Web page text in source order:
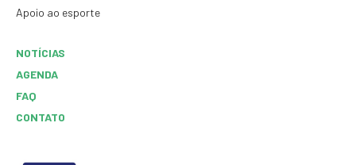
Apoio ao esporte
NOTÍCIAS
AGENDA
FAQ
CONTATO